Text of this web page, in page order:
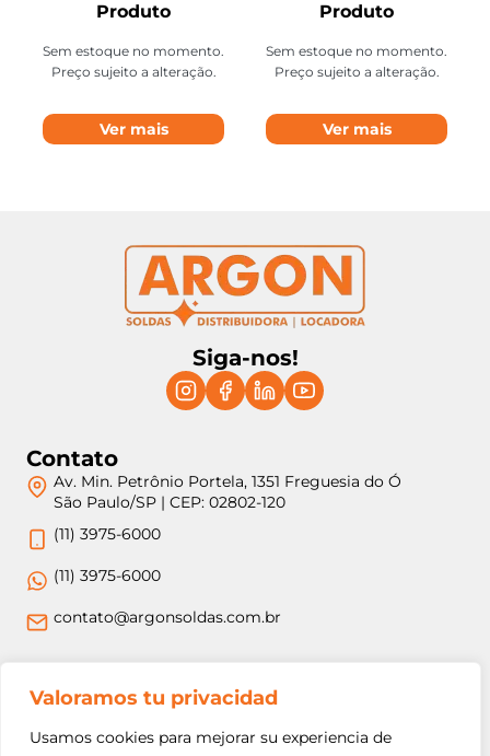
Valoramos tu privacidad
Usamos cookies para mejorar su experiencia de
Produto
Sem estoque no momento.
Preço sujeito a alteração.
Ver mais
Produto
Sem estoque no momento.
Preço sujeito a alteração.
Ver mais
Siga-nos!
Contato
Av. Min. Petrônio Portela, 1351 Freguesia do Ó
São Paulo/SP | CEP: 02802-120
(11) 3975-6000
(11) 3975-6000
contato@argonsoldas.com.br
Jurídico
Termos e Condições
Política de Privacidade